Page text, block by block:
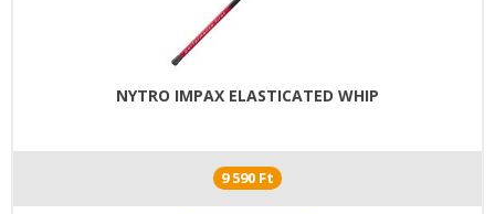
NYTRO IMPAX ELASTICATED WHIP
9 590 Ft